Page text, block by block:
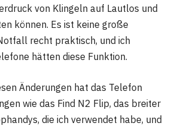
von Klingeln auf Lautlos und
können. Es ist keine große
recht praktisch, und ich
hätten diese Funktion.
Änderungen hat das Telefon
wie das Find N2 Flip, das breiter
die ich verwendet habe, und